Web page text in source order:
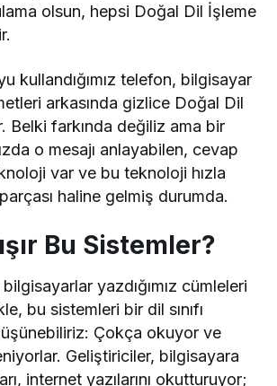
olsun, hepsi Doğal Dil İşleme
kullandığımız telefon, bilgisayar
arkasında gizlice Doğal Dil
Belki farkında değiliz ama bir
o mesajı anlayabilen, cevap
var ve bu teknoloji hızla
parçası haline gelmiş durumda.
Bu Sistemler?
yazdığımız cümleleri
bu sistemleri bir dil sınıfı
Çokça okuyor ve
Geliştiriciler, bilgisayara
internet yazılarını okutturuyor;